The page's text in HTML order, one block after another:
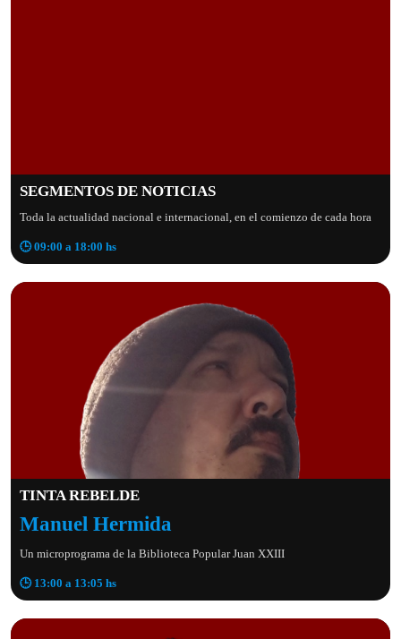
SEGMENTOS DE NOTICIAS
Toda la actualidad nacional e internacional, en el comienzo de cada hora
🕒 09:00 a 18:00 hs
TINTA REBELDE
Manuel Hermida
Un microprograma de la Biblioteca Popular Juan XXIII
🕒 13:00 a 13:05 hs